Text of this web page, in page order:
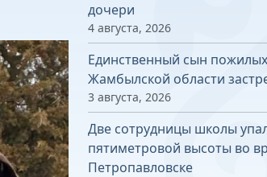
дочери
4 августа, 2026
Единственный сын
Жамбылской области
3 августа, 2026
Две сотрудницы школы
пятиметровой высоты во
Петропавловске